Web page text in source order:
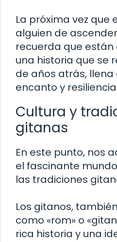
La próxima vez que
alguien de
recuerda que
una historia que se
de años atrás,
encanto y
Cultura y
gitanas
En este punto, nos
el fascinante
las tradiciones
Los gitanos,
como «rom» o
rica historia y una